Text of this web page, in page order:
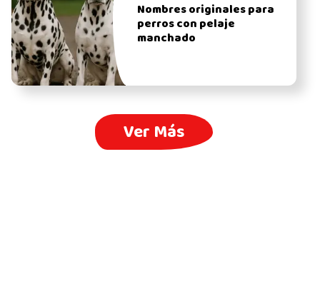
Nombres originales para
perros con pelaje
manchado
Ver Más